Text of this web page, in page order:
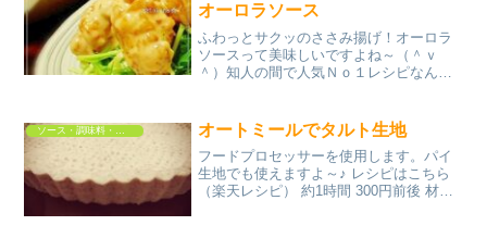
オーロラソース
ふわっとサクッのささみ揚げ！オーロラ
ソースって美味しいですよね～（＾ｖ
＾）知人の間で人気Ｎｏ１レシピなんで
前後 材料鶏のささみ酒＜衣＞卵小麦粉片
栗粉ベーキ...
オートミールでタルト生地
フードプロセッサーを使用します。パイ
生地でも使えますよ～♪ レシピはこちら
（楽天レシピ） 約1時間 300円前後 材料